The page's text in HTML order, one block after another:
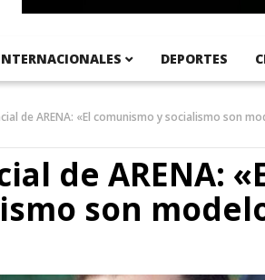
DEPORTES
de ARENA: «El comunismo y socialismo son
de ARENA:
son